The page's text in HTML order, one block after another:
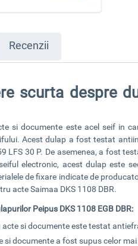
Recenzii
scurta despre
si documente este acel seif in
Acest dulap a fost testat
LFS 30 P. De asemenea, a fost
seiful electronic, acest dulap este
de fixare indicate de
acte Saimaa DKS 1108 DBR.
Peipus DKS 1108 EGB DBR:
acte si documente este testat
si documente a fost supus celor